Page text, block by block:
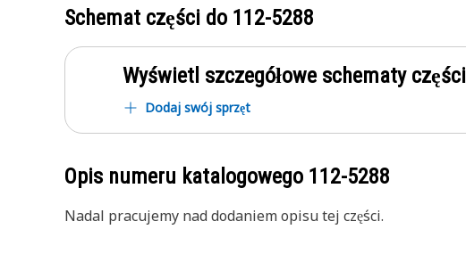
Schemat części do 112-5288
Wyświetl szczegółowe schematy części
Dodaj swój sprzęt
Opis numeru katalogowego 112-5288
Nadal pracujemy nad dodaniem opisu tej części.